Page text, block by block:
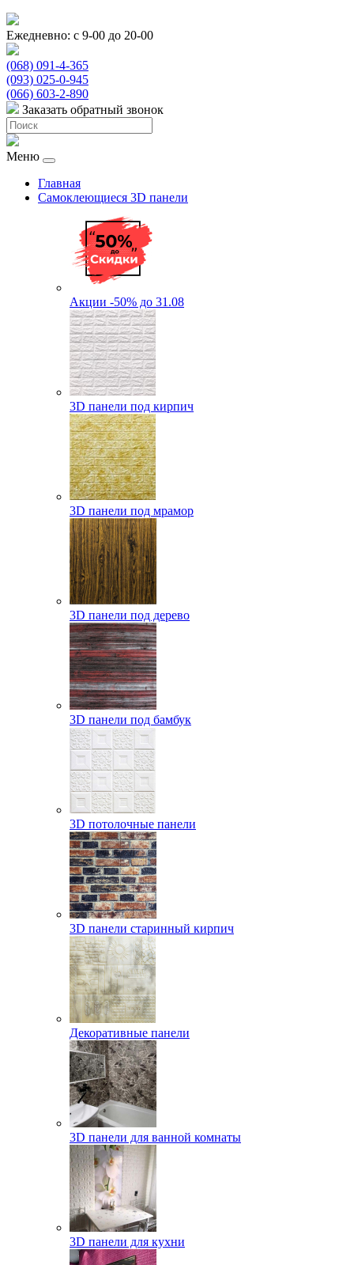
Ежедневно: с 9-00 до 20-00
(068) 091-4-365
(093) 025-0-945
(066) 603-2-890
Заказать обратный звонок
Меню
Главная
Самоклеющиеся 3D панели
Акции -50% до 31.08
3D панели под кирпич
3D панели под мрамор
3D панели под дерево
3D панели под бамбук
3D потолочные панели
3D панели старинный кирпич
Декоративные панели
3D панели для ванной комнаты
3D панели для кухни